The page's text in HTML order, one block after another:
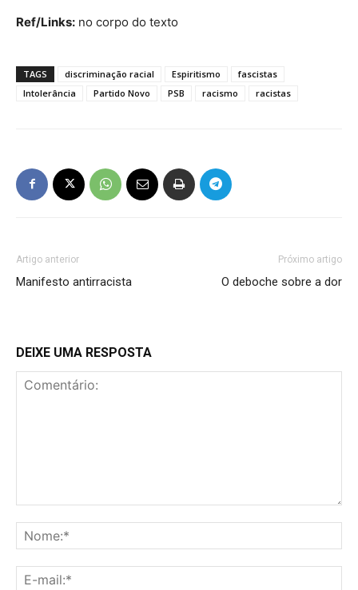
Ref/Links: no corpo do texto
TAGS discriminação racial Espiritismo
fascistas
Intolerância
Partido Novo PSB racismo racistas
Artigo anterior
Manifesto antirracista
Próximo artigo
O deboche sobre a dor
DEIXE UMA RESPOSTA